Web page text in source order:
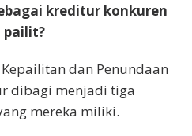
kreditur konkuren
pailit?
dan Penundaan
dibagi menjadi tiga
mereka miliki.